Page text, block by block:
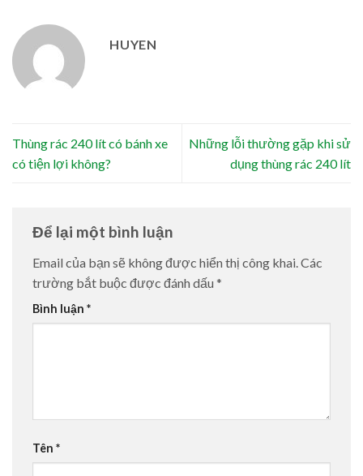
HUYEN
Thùng rác 240 lít có bánh xe
có tiện lợi không?
Những lỗi thường gặp khi sử
dụng thùng rác 240 lít
Để lại một bình luận
Email của bạn sẽ không được hiển thị công khai. Các
trường bắt buộc được đánh dấu *
Bình luận *
Tên *